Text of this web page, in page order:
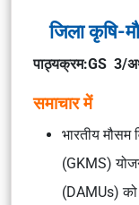
जिला कृषि-
पाठ्यक्रम:GS 3/
समाचार में
भारतीय मौसम
(GKMS)
(DAMUs) को